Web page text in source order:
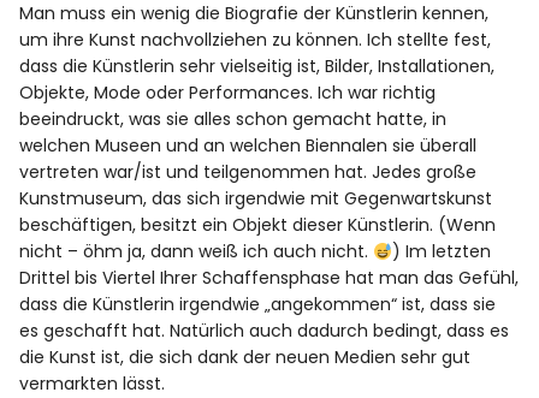
Man muss ein wenig die Biografie der Künstlerin kennen,
um ihre Kunst nachvollziehen zu können. Ich stellte fest,
dass die Künstlerin sehr vielseitig ist, Bilder, Installationen,
Objekte, Mode oder Performances. Ich war richtig
beeindruckt, was sie alles schon gemacht hatte, in
welchen Museen und an welchen Biennalen sie überall
vertreten war/ist und teilgenommen hat. Jedes große
Kunstmuseum, das sich irgendwie mit Gegenwartskunst
beschäftigen, besitzt ein Objekt dieser Künstlerin. (Wenn
nicht – öhm ja, dann weiß ich auch nicht.
) Im letzten
Drittel bis Viertel Ihrer Schaffensphase hat man das Gefühl,
dass die Künstlerin irgendwie „angekommen“ ist, dass sie
es geschafft hat. Natürlich auch dadurch bedingt, dass es
die Kunst ist, die sich dank der neuen Medien sehr gut
vermarkten lässt.